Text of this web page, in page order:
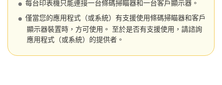
每台印表機只能連接一台條碼掃瞄器和一台客戶顯示器。
僅當您的應用程式（或系統）有支援使用條碼掃瞄器和客戶
顯示器裝置時，方可使用。 至於是否有支援使用，請諮詢
應用程式（或系統）的提供者。